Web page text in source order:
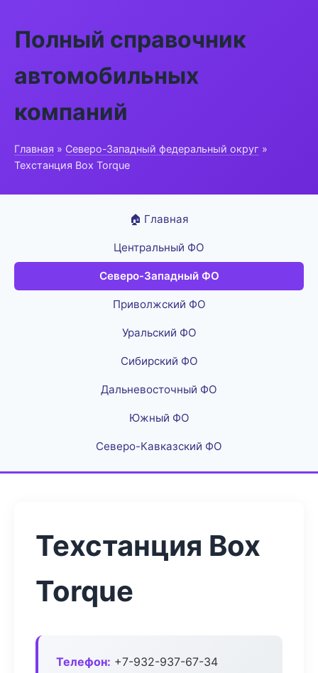
Полный справочник
автомобильных
компаний
Главная » Северо-Западный федеральный округ »
Техстанция Box Torque
🏠 Главная
Центральный ФО
Северо-Западный ФО
Приволжский ФО
Уральский ФО
Сибирский ФО
Дальневосточный ФО
Южный ФО
Северо-Кавказский ФО
Техстанция Box
Torque
Телефон: +7-932-937-67-34